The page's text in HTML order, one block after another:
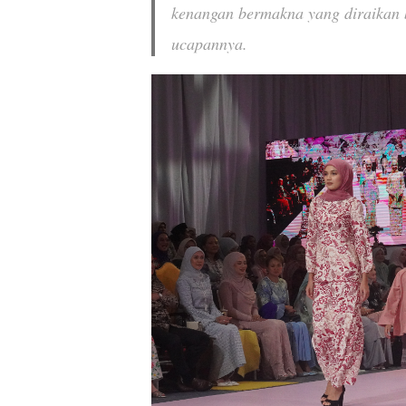
kenangan bermakna yang
ucapannya.